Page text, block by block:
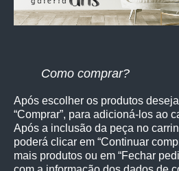
Como comprar?
Após escolher os produtos
“Comprar”, para adicioná-los ao
Após a inclusão da peça no
poderá clicar em “Continuar
mais produtos ou em “Fechar